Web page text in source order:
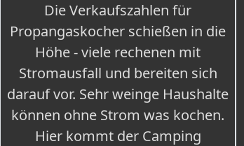
Die Verkaufszahlen für
Propangaskocher schießen in die
Höhe - viele rechenen mit
Stromausfall und bereiten sich
darauf vor. Sehr weinge Haushalte
können ohne Strom was kochen.
Hier kommt der Camping